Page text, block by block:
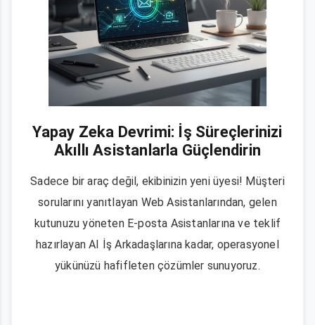
Yapay Zeka Devrimi: İş Süreçlerinizi
Akıllı Asistanlarla Güçlendirin
Sadece bir araç değil, ekibinizin yeni üyesi! Müşteri
sorularını yanıtlayan Web Asistanlarından, gelen
kutunuzu yöneten E-posta Asistanlarına ve teklif
hazırlayan AI İş Arkadaşlarına kadar, operasyonel
yükünüzü hafifleten çözümler sunuyoruz.